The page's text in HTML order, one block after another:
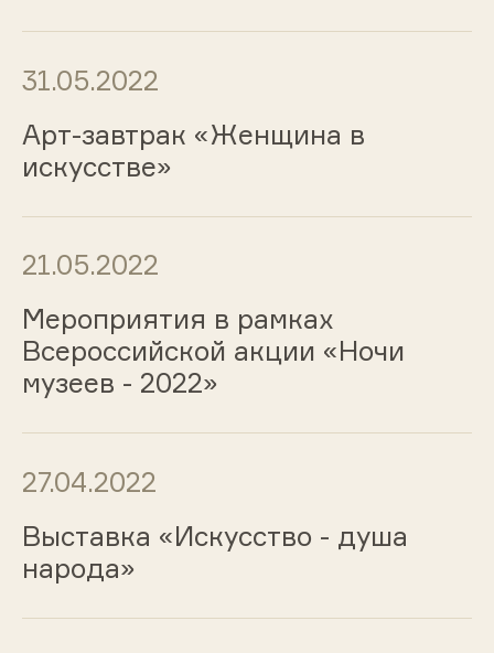
31.05.2022
Арт-завтрак «Женщина в
искусстве»
21.05.2022
Мероприятия в рамках
Всероссийской акции «Ночи
музеев - 2022»
27.04.2022
Выставка «Искусство - душа
народа»